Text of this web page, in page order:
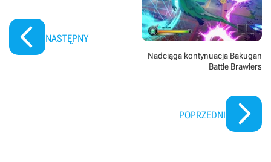
NASTĘPNY
Nadciąga kontynuacja Bakugan
Battle Brawlers
POPRZEDNI